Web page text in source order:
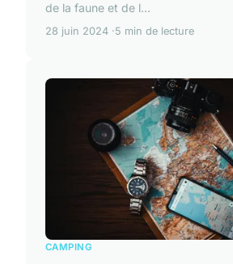
de la faune et de l...
28 juin 2024 5 min de lecture
CAMPING